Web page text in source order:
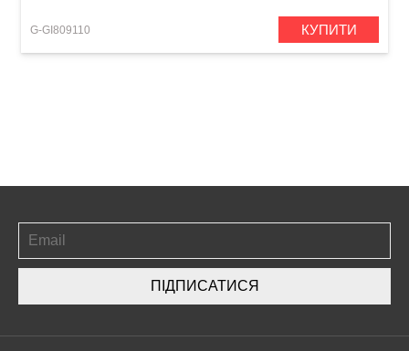
G-GI809110 КУПИТИ
ПІДПИСАТИСЯ